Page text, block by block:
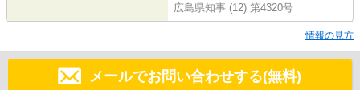
広島県知事 (12) 第4320号
情報の見方
メールでお問い合わせする(無料)